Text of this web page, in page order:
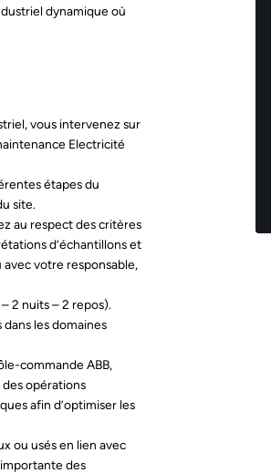
dynamique où
vous intervenez sur
Electricité
étapes du
site.
au respect des critères
d’échantillons et
votre responsable,
2 nuits – 2 repos).
les domaines
commande ABB,
opérations
afin d’optimiser les
ou usés en lien avec
des